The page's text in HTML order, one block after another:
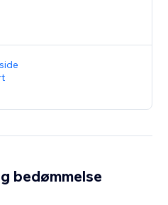
bedømmelse